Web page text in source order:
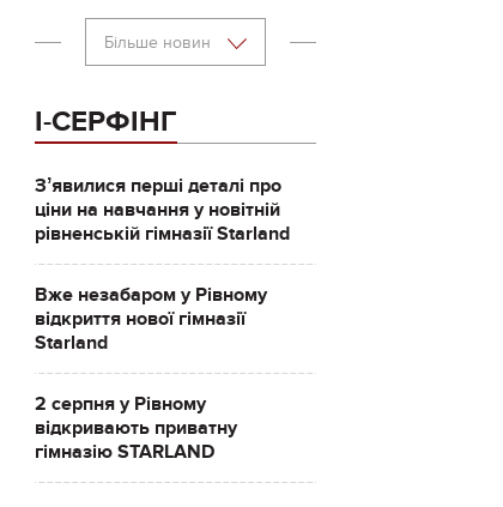
Більше новин
І-СЕРФІНГ
Зʼявилися перші деталі про
ціни на навчання у новітній
рівненській гімназії Starland
Вже незабаром у Рівному
відкриття нової гімназії
Starland
2 серпня у Рівному
відкривають приватну
гімназію STARLAND